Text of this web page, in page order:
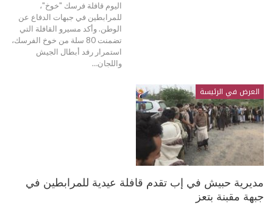
اليوم قافلة فرسك "خوخ"،
للمرابطين في جبهات الدفاع عن
الوطن. وأكد مسيرو القافلة التي
تضمنت 80 سلة من خوخ الفرسك،
استمرار رفد أبطال الجيش
واللجان…
العرض في الرئيسة
مديرية حبيش في إب تقدم قافلة عيدية للمرابطين في
جبهة مقبنة بتعز